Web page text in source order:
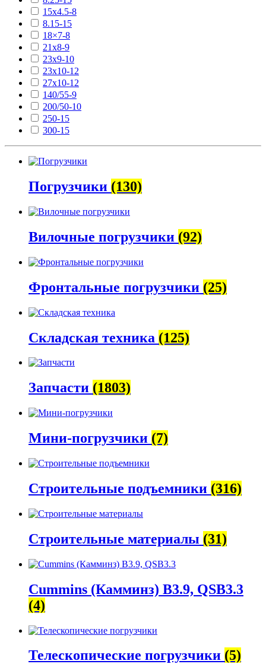
15х4.5-8
8.15-15
18×7-8
21х8-9
23х9-10
23х10-12
27х10-12
140/55-9
200/50-10
250-15
300-15
Погрузчики (130)
Вилочные погрузчики (92)
Фронтальные погрузчики (25)
Складская техника (125)
Запчасти (1803)
Мини-погрузчики (7)
Строительные подъемники (316)
Строительные материалы (31)
Cummins (Камминз) B3.9, QSB3.3
(4)
Телескопические погрузчики (5)